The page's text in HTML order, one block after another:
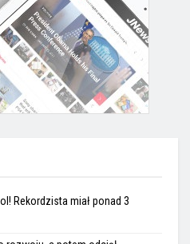
Rekordzista miał ponad 3